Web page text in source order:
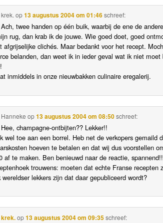
krek. op13 augustus 2004 om 01:46schreef:
Ach, twee handen op één buik, waarbij de ene de
rug, dan krab ik de jouwe. Wie goed doet, goed
afgrijselijke clichés. Maar bedankt voor het recept.
belanden, dan weet ik in ieder geval wat ik niet
inmiddels in onze nieuwbakken culinaire eregalerij.
Hanneke op13 augustus 2004 om 08:50schreef:
Hee, champagne-ontbijten?? Lekker!!
wel toe aan een borrel. Heb net de verkopers gemaild
hoeven te betalen en dat wij dus voorstellen
af te maken. Ben benieuwd naar de reactie, spannend!!
trouwens: moeten dat echte Franse recepten
wereldser lekkers zijn dat daar gepubliceerd wordt?
krek.op13 augustus 2004 om 09:35schreef: